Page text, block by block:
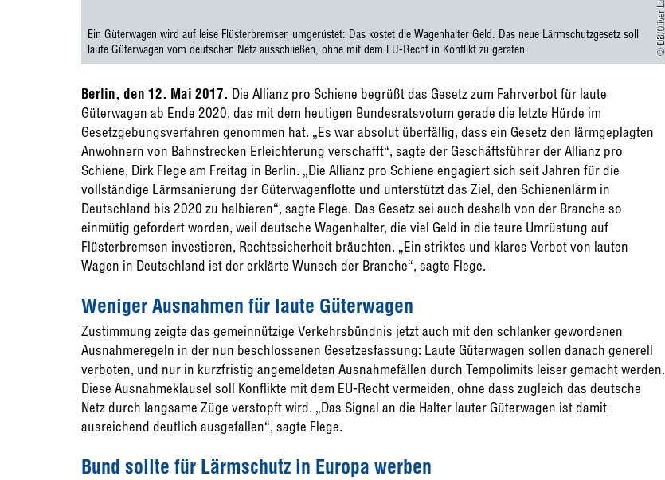
© DB/Oliver Lang
Ein Güterwagen wird auf leise Flüsterbremsen umgerüstet: Das kostet die Wagenhalter Geld. Das neue Lärmschutzgesetz soll
laute Güterwagen vom deutschen Netz ausschließen, ohne mit dem EU-Recht in Konflikt zu geraten.
Berlin, den 12. Mai 2017. Die Allianz pro Schiene begrüßt das Gesetz zum Fahrverbot für laute
Güterwagen ab Ende 2020, das mit dem heutigen Bundesratsvotum gerade die letzte Hürde im
Gesetzgebungsverfahren genommen hat. „Es war absolut überfällig, dass ein Gesetz den lärmgeplagten
Anwohnern von Bahnstrecken Erleichterung verschafft“, sagte der Geschäftsführer der Allianz pro
Schiene, Dirk Flege am Freitag in Berlin. „Die Allianz pro Schiene engagiert sich seit Jahren für die
vollständige Lärmsanierung der Güterwagenflotte und unterstützt das Ziel, den Schienenlärm in
Deutschland bis 2020 zu halbieren“, sagte Flege. Das Gesetz sei auch deshalb von der Branche so
einmütig gefordert worden, weil deutsche Wagenhalter, die viel Geld in die teure Umrüstung auf
Flüsterbremsen investieren, Rechtssicherheit bräuchten. „Ein striktes und klares Verbot von lauten
Wagen in Deutschland ist der erklärte Wunsch der Branche“, sagte Flege.
Weniger Ausnahmen für laute Güterwagen
Zustimmung zeigte das gemeinnützige Verkehrsbündnis jetzt auch mit den schlanker gewordenen
Ausnahmeregeln in der nun beschlossenen Gesetzesfassung: Laute Güterwagen sollen danach generell
verboten, und nur in kurzfristig angemeldeten Ausnahmefällen durch Tempolimits leiser gemacht werden.
Diese Ausnahmeklausel soll Konflikte mit dem EU-Recht vermeiden, ohne dass zugleich das deutsche
Netz durch langsame Züge verstopft wird. „Das Signal an die Halter lauter Güterwagen ist damit
ausreichend deutlich ausgefallen“, sagte Flege.
Bund sollte für Lärmschutz in Europa werben